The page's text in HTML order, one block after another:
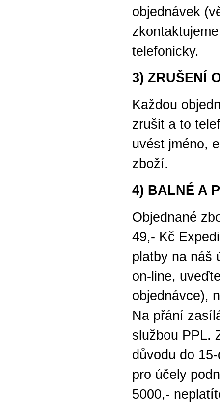
objednávek
telefonicky.
3) ZRUŠENÍ
Každou
zrušit a to
uvést jméno,
zboží.
4) BALNÉ A
Objednané
49,- Kč
platby na náš
on-line,
objednávce),
Na přání
službou PPL.
důvodu do
pro účely
5000,-